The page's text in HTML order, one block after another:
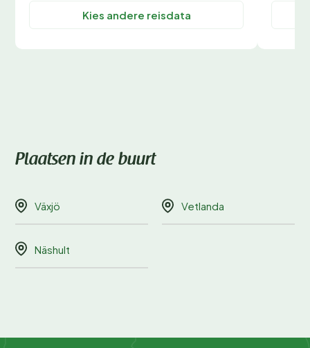
Kies andere reisdata
Plaatsen in de buurt
Växjö Vetlanda
Näshult